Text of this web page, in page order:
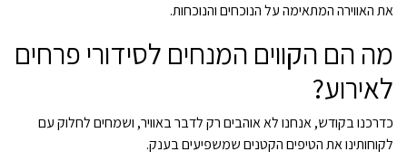
את האווירה המתאימה על הנוכחים והנוכחות.
מה הם הקווים המנחים לסידורי פרחים
לאירוע?
כדרכנו בקודש, אנחנו לא אוהבים רק לדבר באוויר, ושמחים לחלוק עם
לקוחותינו את הטיפים הקטנים שמשפיעים בענק.